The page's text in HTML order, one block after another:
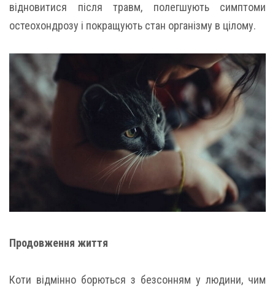
відновитися після травм, полегшують симптоми
остеохондрозу і покращують стан організму в цілому.
Продовження життя
Коти відмінно борються з безсонням у людини, чим